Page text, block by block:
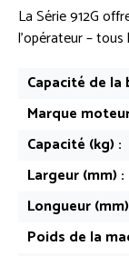
La Série 912G
l’opérateur –
Capacité de la
Marque
Capacité (kg) :
Largeur (mm) :
Longueur
Poids de la